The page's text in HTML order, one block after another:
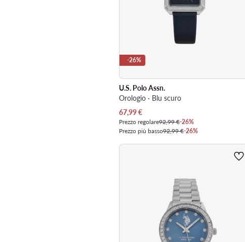
-26%
U.S. Polo Assn.
Orologio · Blu scuro
Prezzo attuale
67,99€
Prezzo regolare92,99 €-26%
Prezzo più basso92,99 €-26%